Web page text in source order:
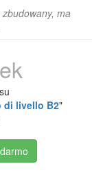
ma
di livello B2"